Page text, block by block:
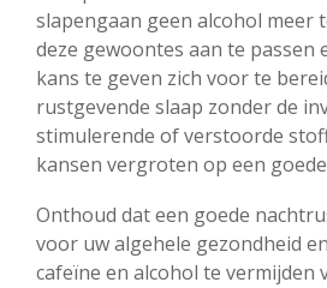
slapengaan geen alcohol meer
deze gewoontes aan te passen
kans te geven zich voor te
rustgevende slaap zonder de
stimulerende of verstoorde
kansen vergroten op een
Onthoud dat een goede
voor uw algehele gezondheid
cafeïne en alcohol te vermijden